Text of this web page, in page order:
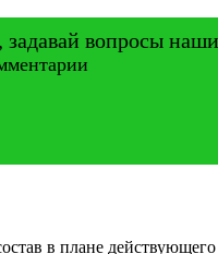
задавай вопросы
в плане